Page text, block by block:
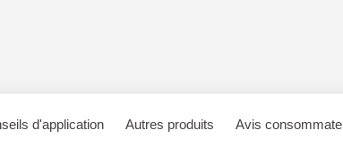
d'application Autres produits Avis